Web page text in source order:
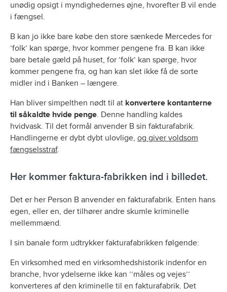
unødig opsigt i myndighedernes øjne, hvorefter B vil ende
i fængsel.
B kan jo ikke bare købe den store sænkede Mercedes for
’folk’ kan spørge, hvor kommer pengene fra. B kan ikke
bare betale gæld på huset, for ’folk’ kan spørge, hvor
kommer pengene fra, og han kan slet ikke få de sorte
midler ind i Banken – længere.
Han bliver simpelthen nødt til at konvertere kontanterne
til såkaldte hvide penge. Denne handling kaldes
hvidvask. Til det formål anvender B sin fakturafabrik.
Handlingerne er dybt dybt ulovlige, og giver voldsom
fængselsstraf.
Her kommer faktura-fabrikken ind i billedet.
Det er her Person B anvender en fakturafabrik. Enten hans
egen, eller en, der tilhører andre skumle kriminelle
mellemmænd.
I sin banale form udtrykker fakturafabrikken følgende:
En virksomhed med en virksomhedshistorik indenfor en
branche, hvor ydelserne ikke kan ’’måles og vejes’’
konverteres af den kriminelle til en fakturafabrik. Det